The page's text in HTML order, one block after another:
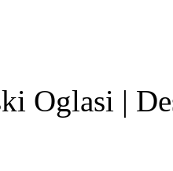
Oglasi |